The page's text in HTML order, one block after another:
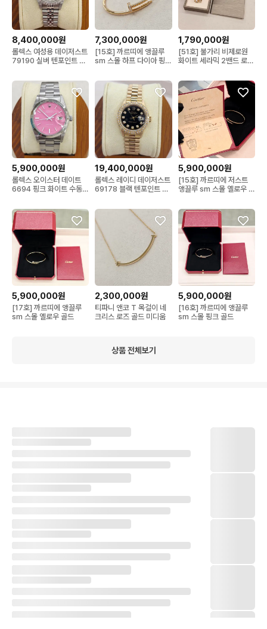
8,400,000원
롤렉스 여성용 데이저스트
79190 실버 텐포인트 쥬
7,300,000원
[15호] 까르띠에 앵끌루
sm 스몰 하프 다이아 핑크
1,790,000원
[51호] 불가리 비제로원
화이트 세라믹 2밴드 로즈
5,900,000원
롤렉스 오이스터 데이트
6694 핑크 화이트 수동
19,400,000원
롤렉스 레이디 데이저스트
69178 블랙 텐포인트 다
5,900,000원
[15호] 까르띠에 저스트
앵끌루 sm 스몰 옐로우 골
5,900,000원
[17호] 까르띠에 앵끌루
sm 스몰 옐로우 골드
2,300,000원
티파니 앤코 T 목걸이 네
크리스 로즈 골드 미디움
5,900,000원
[16호] 까르띠에 앵끌루
sm 스몰 핑크 골드
상품 전체보기